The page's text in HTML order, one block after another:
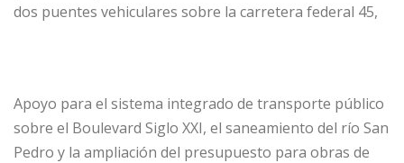
dos puentes vehiculares sobre la carretera federal 45,
Apoyo para el sistema integrado de transporte público
sobre el Boulevard Siglo XXI, el saneamiento del río San
Pedro y la ampliación del presupuesto para obras de